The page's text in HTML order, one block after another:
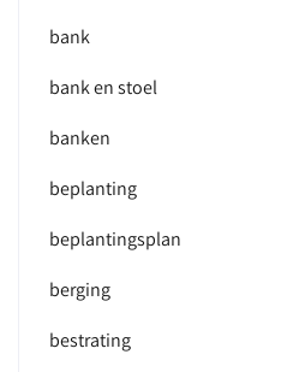
bank
bank en stoel
banken
beplanting
beplantingsplan
berging
bestrating